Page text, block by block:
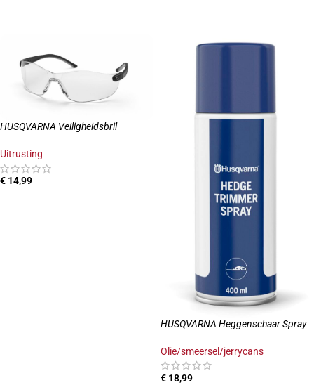
HUSQVARNA Veiligheidsbril
Uitrusting
€ 14,99
HUSQVARNA Heggenschaar Spray
Olie/smeersel/jerrycans
€ 18,99